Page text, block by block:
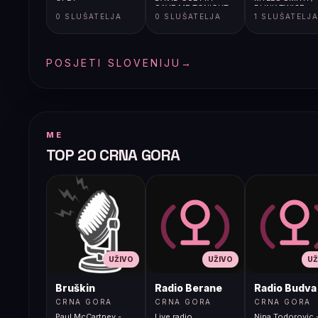
0 SLUŠATELJA
SAVE ME TONIGHT
0 SLUŠATELJA
BLINK TWICE
1 SLUŠATELJA
POSJETI SLOVENIJU →
ME
TOP 20 CRNA GORA
UŽIVO
Bruškin
CRNA GORA
UŽIVO
Radio Berane
CRNA GORA
Radio Budva
CRNA GORA